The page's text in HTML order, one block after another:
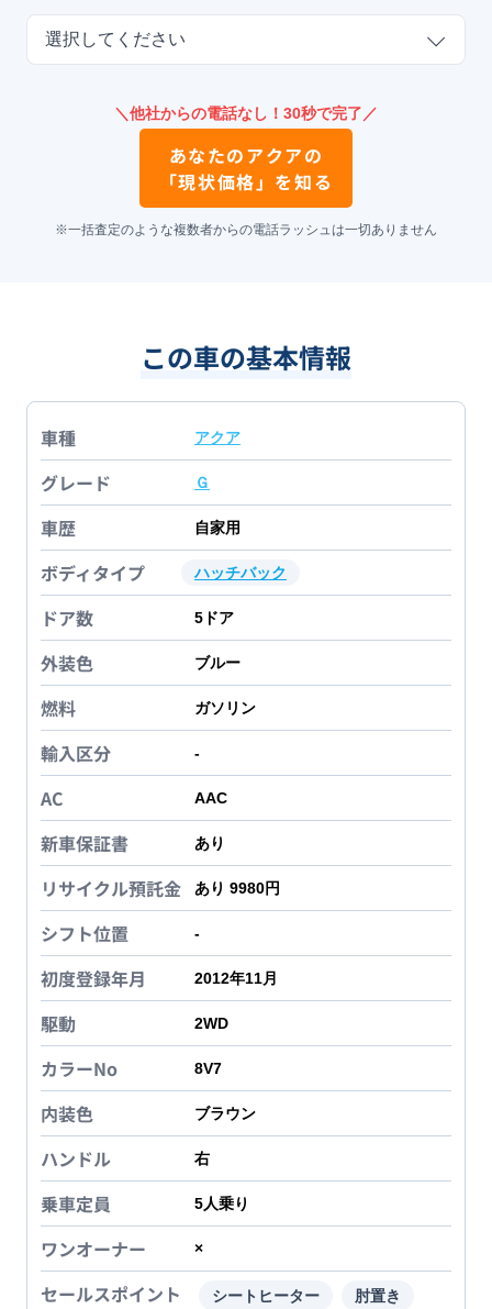
選択してください
＼他社からの電話なし！30秒で完了／
あなたのアクアの
「現状価格」を知る
※一括査定のような複数者からの電話ラッシュは一切ありません
この車の基本情報
車種 アクア
グレード Ｇ
車歴 自家用
ボディタイプ ハッチバック
ドア数 5 ドア
外装色 ブルー
燃料 ガソリン
輸入区分 -
AC AAC
新車保証書 あり
リサイクル預託金 あり 9980円
シフト位置 -
初度登録年月 2012年11月
駆動 2WD
カラーNo 8V7
内装色 ブラウン
ハンドル 右
乗車定員 5人乗り
ワンオーナー ×
セールスポイント シートヒーター 肘置き